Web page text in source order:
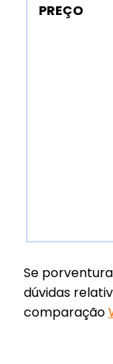
PREÇO
Se
dúvidas
comparação